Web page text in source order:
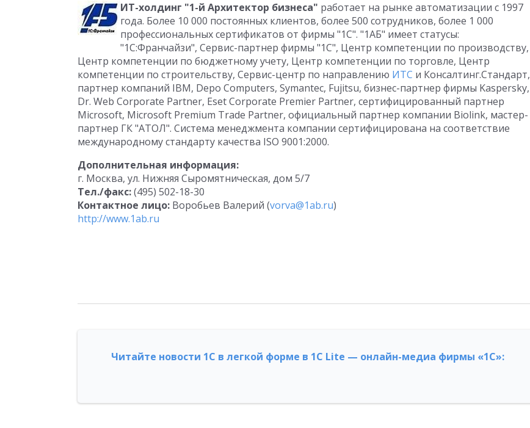
ИТ-холдинг "1-й Архитектор бизнеса" работает на рынке автоматизации с 1997
года. Более 10 000 постоянных клиентов, более 500 сотрудников, более 1 000
профессиональных сертификатов от фирмы "1С". "1АБ" имеет статусы:
"1С:Франчайзи", Сервис-партнер фирмы "1С", Центр компетенции по производству,
Центр компетенции по бюджетному учету, Центр компетенции по торговле, Центр
компетенции по строительству, Сервис-центр по направлению ИТС и Консалтинг.Стандарт,
партнер компаний IBM, Depo Computers, Symantec, Fujitsu, бизнес-партнер фирмы Kaspersky,
Dr. Web Corporate Partner, Eset Corporate Premier Partner, сертифицированный партнер
Microsoft, Microsoft Premium Trade Partner, официальный партнер компании Biolink, мастер-
партнер ГК "АТОЛ". Система менеджмента компании сертифицирована на соответствие
международному стандарту качества ISO 9001:2000.
Дополнительная информация:
г. Москва, ул. Нижняя Сыромятническая, дом 5/7
Тел./факс:(495) 502-18-30
Контактное лицо: Воробьев Валерий (vоrva@1ab.ru)
http://www.1ab.ru
Читайте новости 1С в легкой форме в 1С Lite — онлайн-медиа фирмы «1С»: